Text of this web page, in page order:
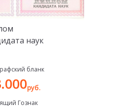
наук
бланк
руб.
Гознак